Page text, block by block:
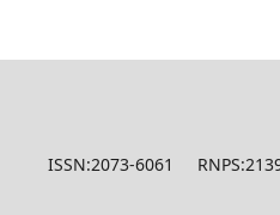
ISSN:2073-6061